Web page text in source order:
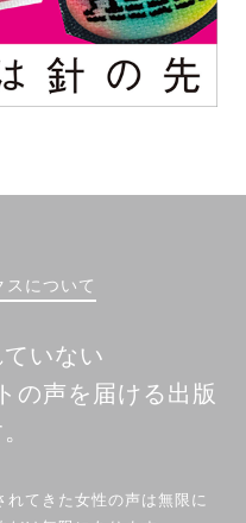
スについて
いない
の声を届ける出版
れてきた女性の声は無限に